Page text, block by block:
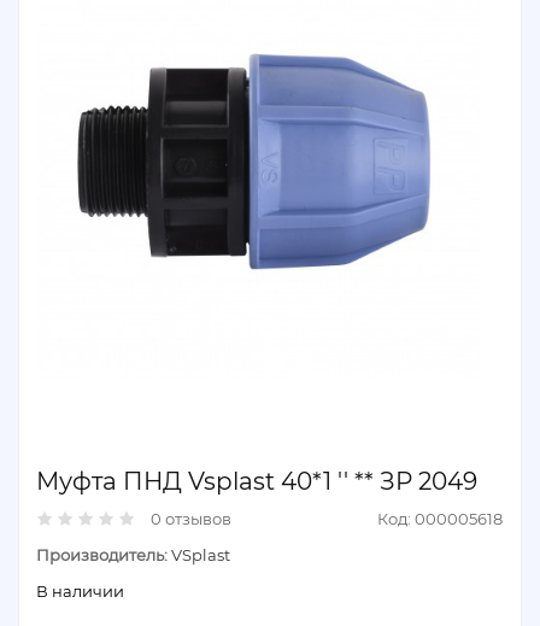
Муфта ПНД Vsplast 40*1 '' ** ЗР 2049
0 отзывов
Код: 000005618
Производитель:VSplast
В наличии